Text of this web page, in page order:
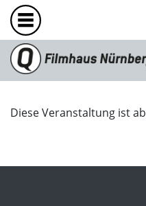
Diese Veranstaltung ist